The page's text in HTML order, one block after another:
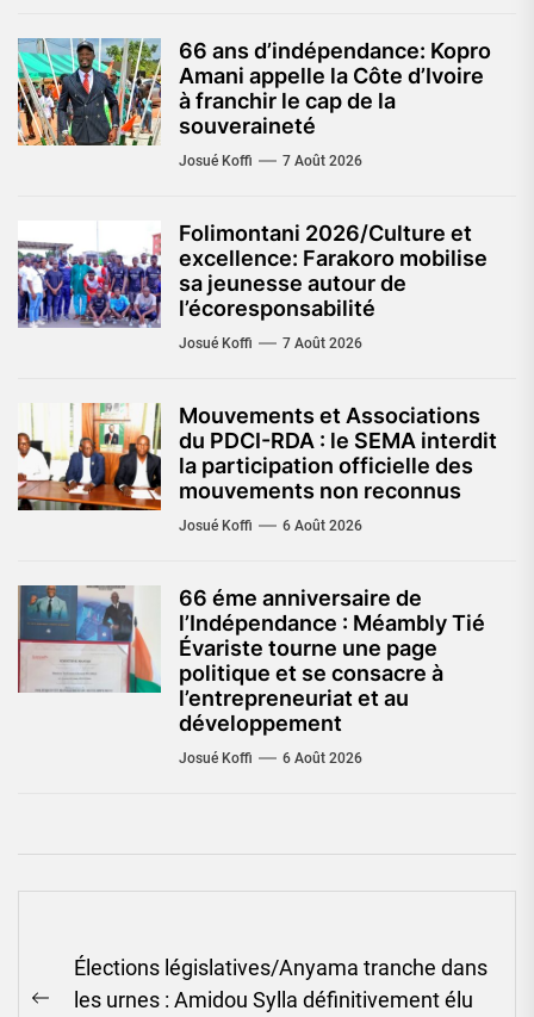
66 ans d’indépendance: Kopro
Amani appelle la Côte d’Ivoire
à franchir le cap de la
souveraineté
Josué Koffi 7 Août 2026
Folimontani 2026/Culture et
excellence: Farakoro mobilise
sa jeunesse autour de
l’écoresponsabilité
Josué Koffi 7 Août 2026
Mouvements et Associations
du PDCI-RDA : le SEMA interdit
la participation officielle des
mouvements non reconnus
Josué Koffi 6 Août 2026
66 éme anniversaire de
l’Indépendance : Méambly Tié
Évariste tourne une page
politique et se consacre à
l’entrepreneuriat et au
développement
Josué Koffi 6 Août 2026
Navigation
de
Élections législatives/Anyama tranche dans
les urnes : Amidou Sylla définitivement élu